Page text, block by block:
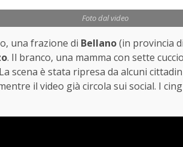
Foto dal video
una frazione di Bellano(in provincia
. Il branco, una mamma con sette
scena è stata ripresa da alcuni
il video già circola sui social. I